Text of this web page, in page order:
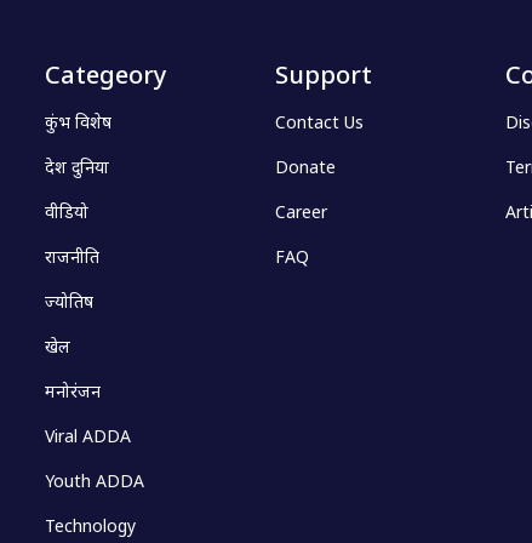
Categeory
कुंभ विशेष
देश दुनिया
वीडियो
राजनीति
ज्योतिष
खेल
मनोरंजन
Viral ADDA
Youth ADDA
Technology
Support
Contact Us
Donate
Career
FAQ